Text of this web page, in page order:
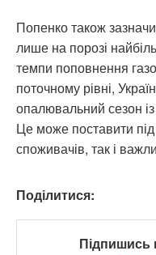
Попенко також
лише на порозі
темпи поповнення
поточному рівні,
опалювальний сезон
Це може поставити
споживачів, так і
Поділитися:
Підпишись